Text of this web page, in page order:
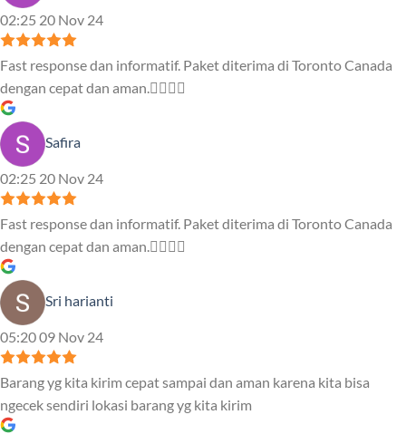
02:25 20 Nov 24
Fast response dan informatif. Paket diterima di Toronto Canada
dengan cepat dan aman.👍🏻👍🏻
Safira
02:25 20 Nov 24
Fast response dan informatif. Paket diterima di Toronto Canada
dengan cepat dan aman.👍🏻👍🏻
Sri harianti
05:20 09 Nov 24
Barang yg kita kirim cepat sampai dan aman karena kita bisa
ngecek sendiri lokasi barang yg kita kirim